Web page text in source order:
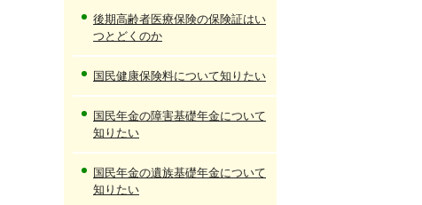
後期高齢者医療保険の保険証はい
つとどくのか
国民健康保険料について知りたい
国民年金の障害基礎年金について
知りたい
国民年金の遺族基礎年金について
知りたい